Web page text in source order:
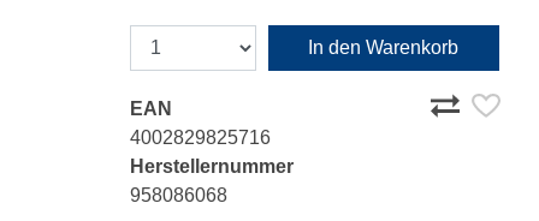
In den Warenkorb
EAN
4002829825716
Herstellernummer
958086068